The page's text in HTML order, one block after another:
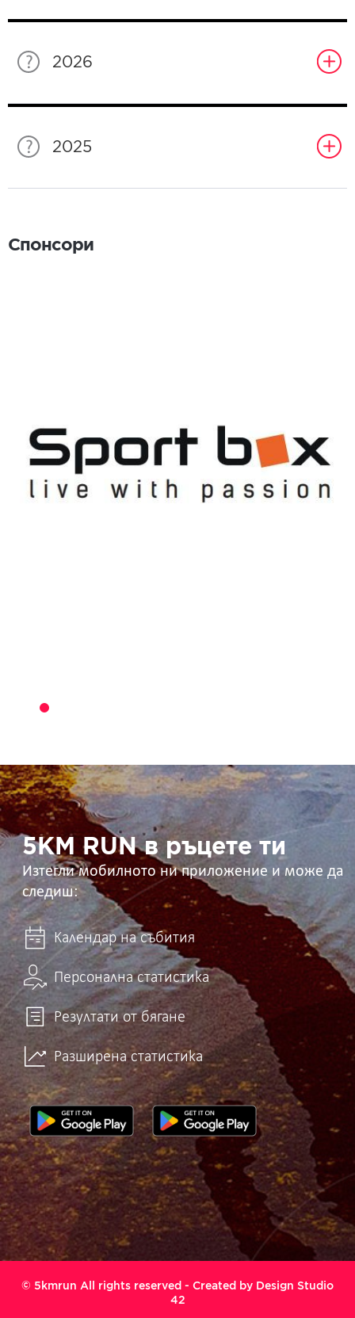
2026
2025
Спонсори
5KM
RUN
в
ръцете
ти 5KM RUN в ръцете ти
Изтегли мобилното ни приложение и може да
следиш:
Календар на събития
Персонална статистика
Резултати от бягане
Разширена статистика
© 5kmrun All rights reserved - Created by Design Studio
42